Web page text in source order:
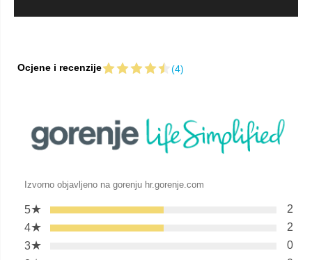
Ocjene i recenzije (4)
Izvorno objavljeno na gorenju hr.gorenje.com
5★
2
4★
2
3★
0